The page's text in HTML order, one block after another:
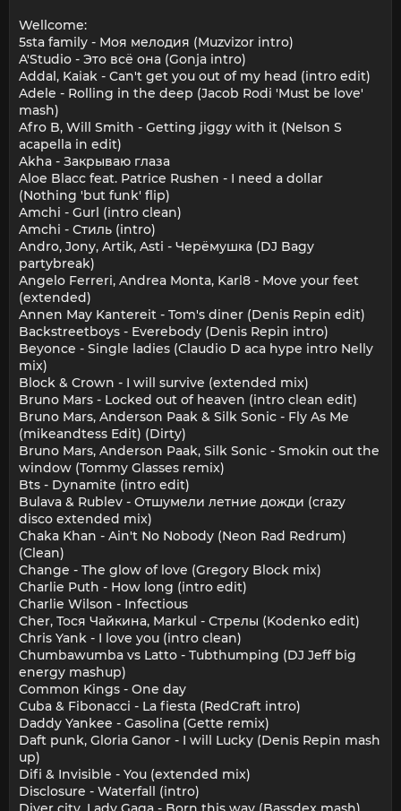
Wellcome:
5sta family - Моя мелодия (Muzvizor intro)
A'Studio - Это всё она (Gonja intro)
Addal, Kaiak - Can't get you out of my head (intro edit)
Adele - Rolling in the deep (Jacob Rodi 'Must be love'
mash)
Afro B, Will Smith - Getting jiggy with it (Nelson S
acapella in edit)
Akha - Закрываю глаза
Aloe Blacc feat. Patrice Rushen - I need a dollar
(Nothing 'but funk' flip)
Amchi - Gurl (intro clean)
Amchi - Стиль (intro)
Andro, Jony, Artik, Asti - Черёмушка (DJ Bagy
partybreak)
Angelo Ferreri, Andrea Monta, Karl8 - Move your feet
(extended)
Annen May Kantereit - Tom's diner (Denis Repin edit)
Backstreetboys - Everebody (Denis Repin intro)
Beyonce - Single ladies (Claudio D aca hype intro Nelly
mix)
Block & Crown - I will survive (extended mix)
Bruno Mars - Locked out of heaven (intro clean edit)
Bruno Mars, Anderson Paak & Silk Sonic - Fly As Me
(mikeandtess Edit) (Dirty)
Bruno Mars, Anderson Paak, Silk Sonic - Smokin out the
window (Tommy Glasses remix)
Bts - Dynamite (intro edit)
Bulava & Rublev - Отшумели летние дожди (crazy
disco extended mix)
Chaka Khan - Ain't No Nobody (Neon Rad Redrum)
(Clean)
Change - The glow of love (Gregory Block mix)
Charlie Puth - How long (intro edit)
Charlie Wilson - Infectious
Cher, Тося Чайкина, Markul - Стрелы (Kodenko edit)
Chris Yank - I love you (intro clean)
Chumbawumba vs Latto - Tubthumping (DJ Jeff big
energy mashup)
Common Kings - One day
Cuba & Fibonacci - La fiesta (RedCraft intro)
Daddy Yankee - Gasolina (Gette remix)
Daft punk, Gloria Ganor - I will Lucky (Denis Repin mash
up)
Difi & Invisible - You (extended mix)
Disclosure - Waterfall (intro)